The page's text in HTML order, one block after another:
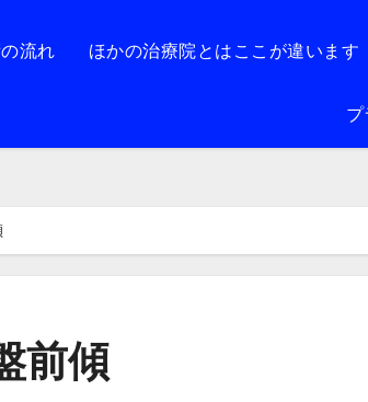
流れ ほかの治療院とはここが違います
プ
前傾